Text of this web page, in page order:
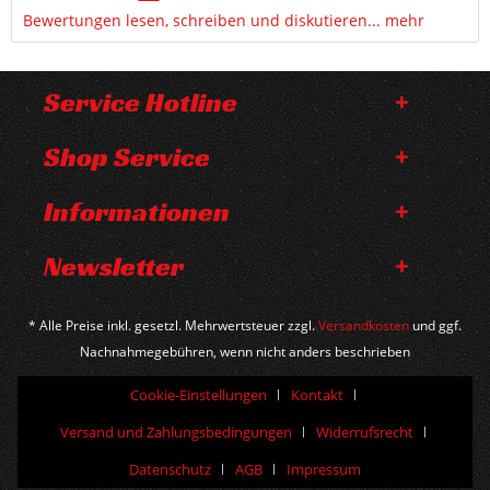
Bewertungen lesen, schreiben und diskutieren... mehr
Service Hotline
Shop Service
Informationen
Newsletter
* Alle Preise inkl. gesetzl. Mehrwertsteuer zzgl.Versandkosten und ggf.
Nachnahmegebühren, wenn nicht anders beschrieben
Cookie-Einstellungen
Kontakt
Versand und Zahlungsbedingungen
Widerrufsrecht
Datenschutz
AGB
Impressum